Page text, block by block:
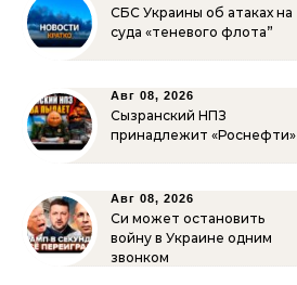
СБС Украины об атаках на
суда «теневого флота”
Авг 08, 2026
Сызранский НПЗ
принадлежит «Роснефти»
Авг 08, 2026
Си может остановить
войну в Украине одним
звонком